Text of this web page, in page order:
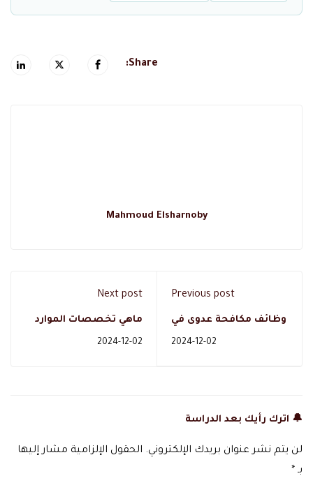
Share:
Mahmoud Elsharnoby
Previous post
وظائف مكافحة عدوى في
2024-12-02
Next post
ماهي تخصصات الموارد
2024-12-02
🔔 اترك رأيك بعد الدراسة
لن يتم نشر عنوان بريدك الإلكتروني. الحقول الإلزامية مشار إليها
بـ *